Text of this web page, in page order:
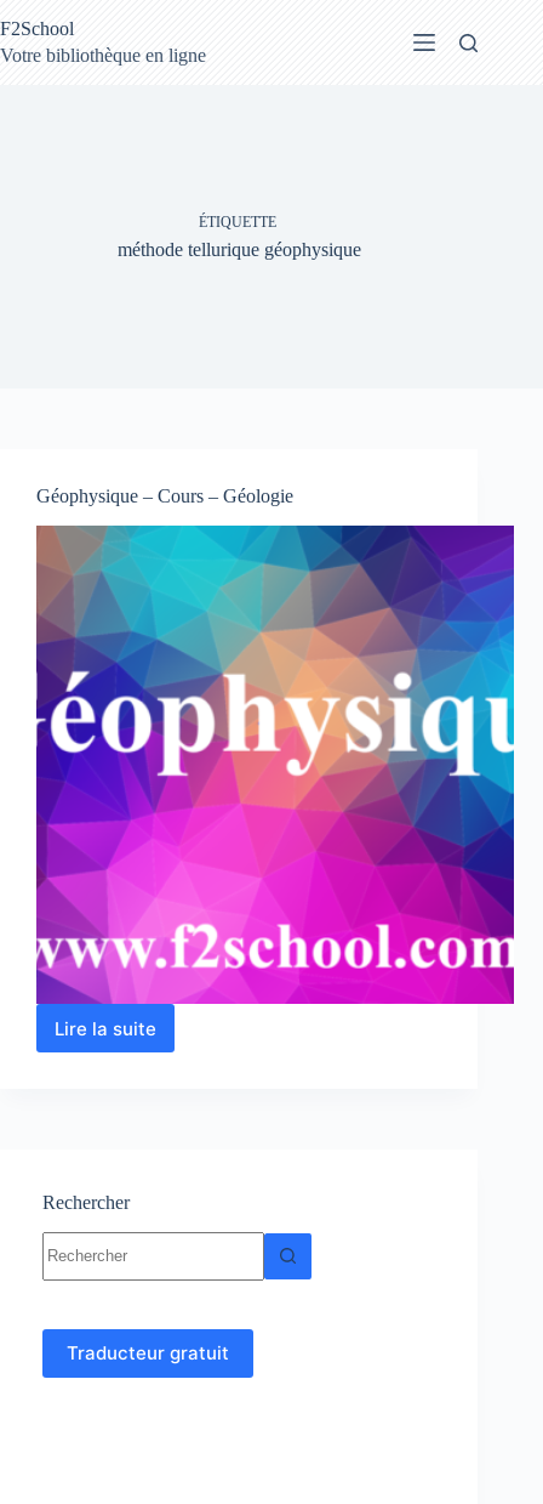
au
contenu
F2School
Votre bibliothèque en ligne
ÉTIQUETTE
méthode tellurique géophysique
Géophysique – Cours – Géologie
Lire la suiteGéophysique
Rechercher
résultat
Traducteur gratuit